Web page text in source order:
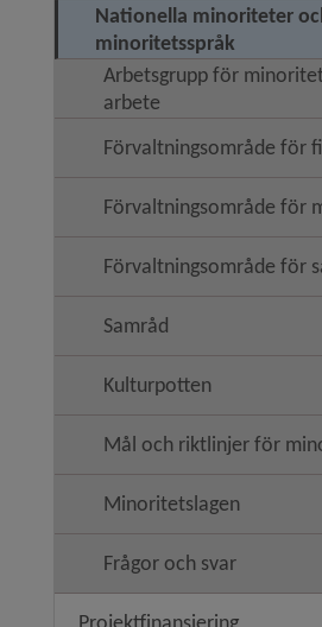
Nationella minoriteter
minoritetsspråk
Arbetsgrupp för
arbete
Förvaltningsområde för
Förvaltningsområde för
Förvaltningsområde för
Samråd
Kulturpotten
Mål och riktlinjer för
Minoritetslagen
Frågor och svar